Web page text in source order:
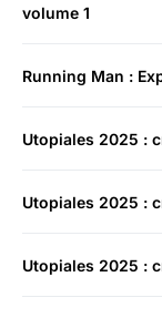
volume 1
Running Man :
Utopiales 2025 :
Utopiales 2025 :
Utopiales 2025 :